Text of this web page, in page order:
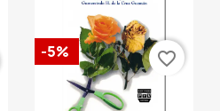
-5% favorite_border